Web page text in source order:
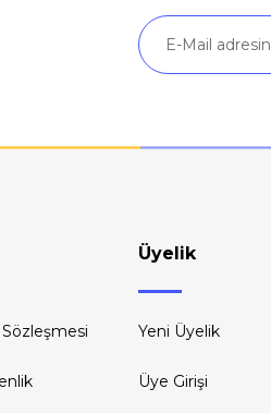
Sözleşmesi
Üyelik
Yeni Üyelik
Üye Girişi